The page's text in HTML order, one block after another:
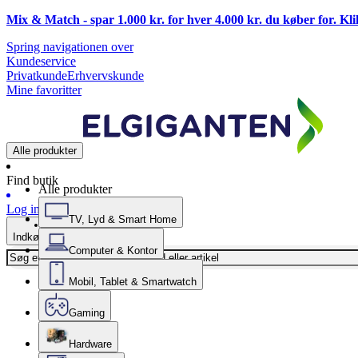
Mix & Match - spar 1.000 kr. for hver 4.000 kr. du køber for.
Spring navigationen over
Kundeservice
PrivatkundeErhvervskunde
Mine favoritter
Alle produkter
Find butik
Log ind
Indkøbskurv
Alle produkter
TV, Lyd & Smart Home
Computer & Kontor
Mobil, Tablet & Smartwatch
Gaming
Hardware